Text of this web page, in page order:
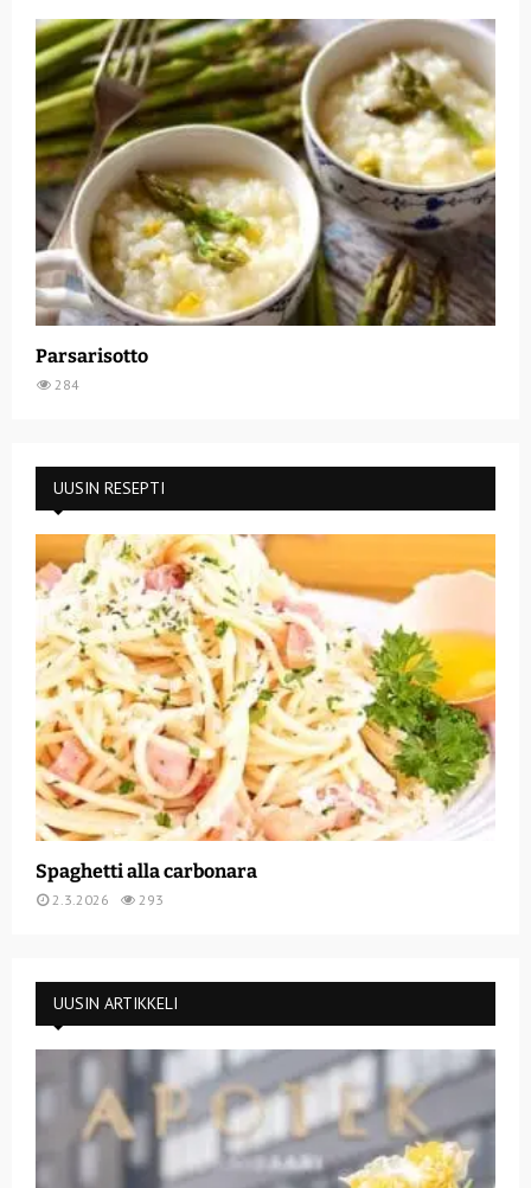
Parsarisotto
284
UUSIN RESEPTI
Spaghetti alla carbonara
2.3.2026 293
UUSIN ARTIKKELI